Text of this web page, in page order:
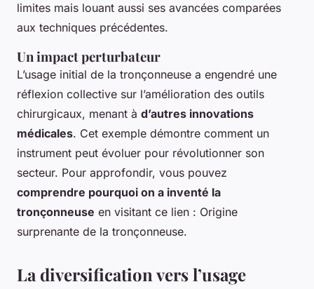
limites mais louant aussi ses avancées comparées
aux techniques précédentes.
Un impact perturbateur
L’usage initial de la tronçonneuse a engendré une
réflexion collective sur l’amélioration des outils
chirurgicaux, menant à d’autres innovations
médicales. Cet exemple démontre comment un
instrument peut évoluer pour révolutionner son
secteur. Pour approfondir, vous pouvez
comprendre pourquoi on a inventé la
tronçonneuse en visitant ce lien : Origine
surprenante de la tronçonneuse.
La diversification vers l’usage